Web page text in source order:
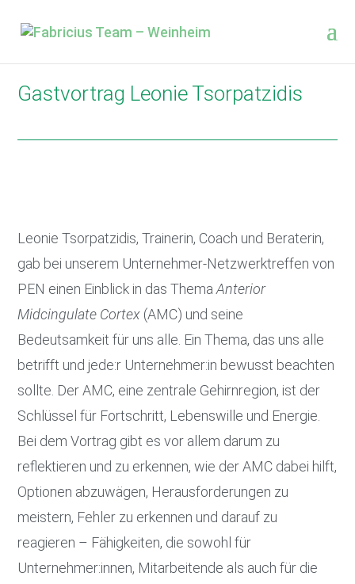
Gastvortrag Leonie Tsorpatzidis
Leonie Tsorpatzidis, Trainerin, Coach und Beraterin,
gab bei unserem Unternehmer-Netzwerktreffen von
PEN einen Einblick in das ThemaAnterior
Midcingulate Cortex (AMC) und seine
Bedeutsamkeit für uns alle. Ein Thema, das uns alle
betrifft und jede:r Unternehmer:in bewusst beachten
sollte. Der AMC, eine zentrale Gehirnregion, ist der
Schlüssel für Fortschritt, Lebenswille und Energie.
Bei dem Vortrag gibt es vor allem darum zu
reflektieren und zu erkennen, wie der AMC dabei hilft,
Optionen abzuwägen, Herausforderungen zu
meistern, Fehler zu erkennen und darauf zu
reagieren – Fähigkeiten, die sowohl für
Unternehmer:innen, Mitarbeitende als auch für die